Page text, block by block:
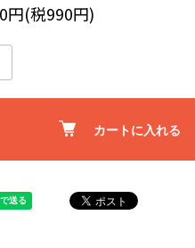
円(税990円)
カートに入れる